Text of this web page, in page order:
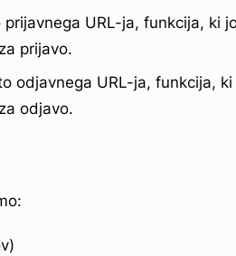
URL-ja, funkcija, ki
prijavo.
odjavnega URL-ja, funkcija,
odjavo.